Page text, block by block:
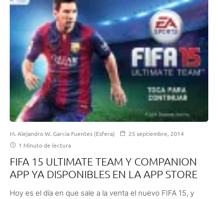
M. Alejandro W. García Fuentes (Esfera)
25 septiembre, 2014
1 Minuto de lectura
FIFA 15 ULTIMATE TEAM Y COMPANION
APP YA DISPONIBLES EN LA APP STORE
Hoy es el día en que sale a la venta el nuevo FIFA 15, y